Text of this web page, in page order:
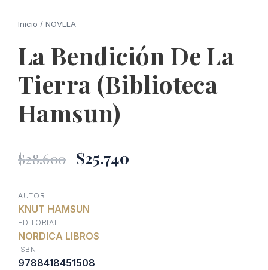
Inicio / NOVELA
La Bendición De La
Tierra (Biblioteca
Hamsun)
$28.600 El
original
era:
$25.740
AUTOR
KNUT HAMSUN
EDITORIAL
NORDICA LIBROS
ISBN
9788418451508